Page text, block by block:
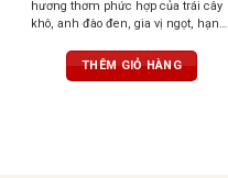
hương thơm phức hợp của trái cây
khô, anh đào đen, gia vị ngọt, hạnh
sâu cuốn hút. Vị rượu đậm đà, dày
dặn với trái cây đen, vị đất, thịt đậm
THÊM GIỎ HÀNG